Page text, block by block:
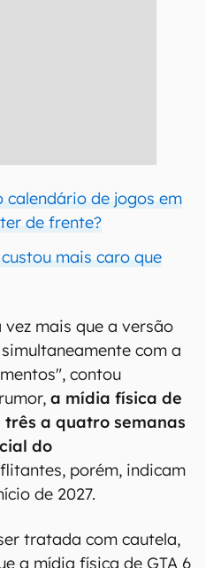
calendário de jogos em
de frente?
mais caro que
mais que a versão
com a
contou
a mídia física de
três a quatro semanas
do
porém, indicam
de 2027.
tratada com cautela,
a mídia física de GTA 6